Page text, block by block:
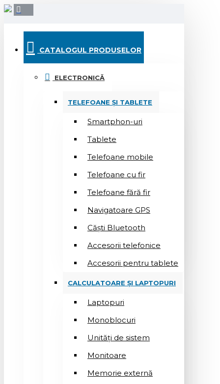
CATALOGUL PRODUSELOR
ELECTRONICĂ
TELEFOANE ȘI TABLETE
Smartphon-uri
Tablete
Telefoane mobile
Telefoane cu fir
Telefoane fără fir
Navigatoare GPS
Căști Bluetooth
Accesorii telefonice
Accesorii pentru tablete
CALCULATOARE ȘI LAPTOPURI
Laptopuri
Monoblocuri
Unități de sistem
Monitoare
Memorie externă